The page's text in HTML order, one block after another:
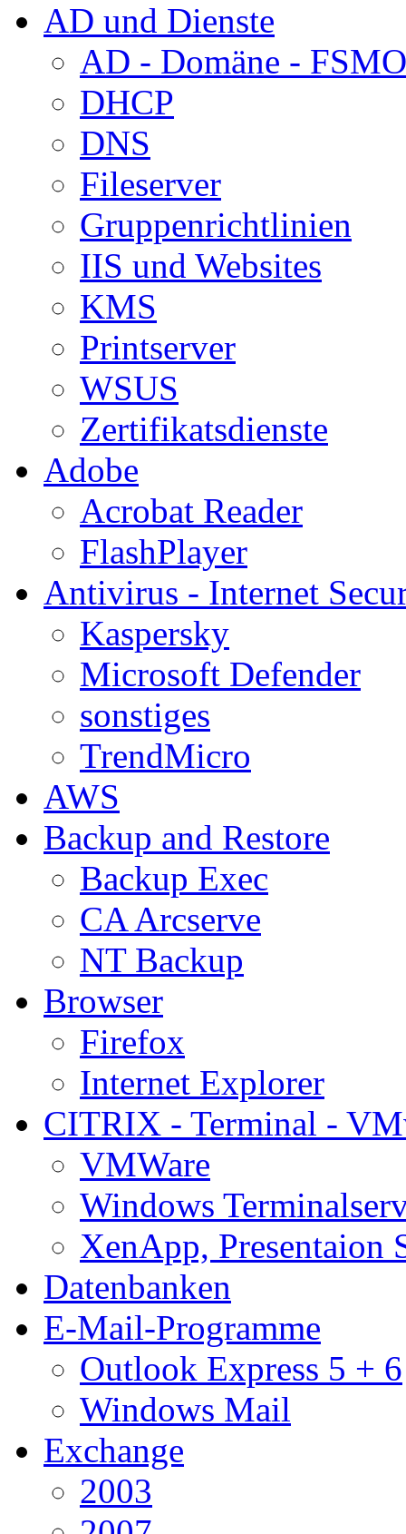
AD und Dienste
AD - Domäne - FSMO
DHCP
DNS
Fileserver
Gruppenrichtlinien
IIS und Websites
KMS
Printserver
WSUS
Zertifikatsdienste
Adobe
Acrobat Reader
FlashPlayer
Antivirus - Internet
Kaspersky
Microsoft Defender
sonstiges
TrendMicro
AWS
Backup and Restore
Backup Exec
CA Arcserve
NT Backup
Browser
Firefox
Internet Explorer
CITRIX - Terminal -
VMWare
Windows
XenApp, Presentaion
Datenbanken
E-Mail-Programme
Outlook Express 5 + 6
Windows Mail
Exchange
2003